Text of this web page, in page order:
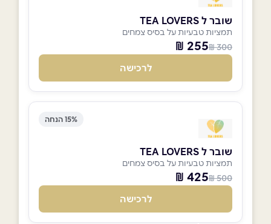
שובר ל TEA LOVERS
תמציות טבעיות על בסיס צמחים
300 ₪
255 ₪
לרכישה
15% הנחה
שובר ל TEA LOVERS
תמציות טבעיות על בסיס צמחים
500 ₪
425 ₪
לרכישה